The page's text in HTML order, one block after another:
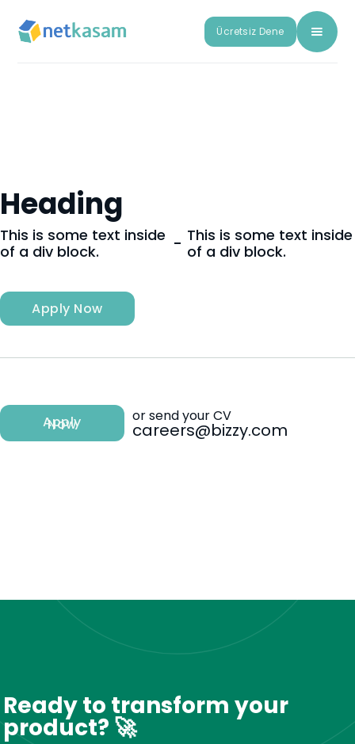
Ücretsiz Dene
Heading
This is some text inside
of a div block.
- This is some text inside
of a div block.
Apply Now
Apply
Now or send your CV
careers@bizzy.com
Ready to transform your
product? 🚀